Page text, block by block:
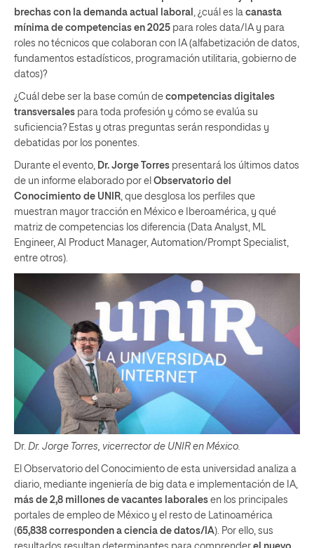
brechas con la demanda actual laboral
, ¿cuál es la canasta
mínima de competencias en 2025 para roles data/IA y para
roles no técnicos que colaboran con IA (alfabetización de datos,
fundamentos estadísticos, programación utilitaria, gobierno de
datos)?
¿Cuál debe ser la base común de competencias digitales
transversales para toda profesión y cómo se evalúa su
suficiencia? Estas y otras preguntas serán respondidas y
debatidas por los ponentes.
Durante el evento, Dr. Jorge Torres presentará los últimos datos
de un informe elaborado por el Observatorio del
Conocimiento de UNIR , que desglosa los perfiles que
muestran mayor tracción en México e Iberoamérica, y qué
matriz de competencias los diferencia (Data Analyst, ML
Engineer, AI Product Manager, Automation/Prompt Specialist,
entre otros).
Dr. Dr. Jorge Torres, vicerrector de UNIR en México.
El Observatorio del Conocimiento de esta universidad analiza a
diario, mediante ingeniería de big data e implementación de IA,
más de 2,8 millones de vacantes laborales en los principales
portales de empleo de México y el resto de Latinoamérica
(65,838 corresponden a ciencia de datos/IA). Por ello, sus